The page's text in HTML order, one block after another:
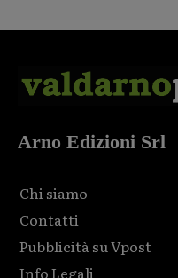
Arno Edizioni Srl
Chi siamo
Contatti
Pubblicità su Vpost
Info Legali